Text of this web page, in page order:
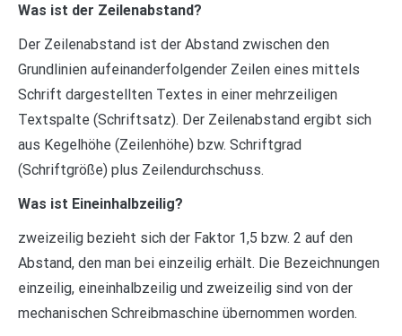
Was ist der Zeilenabstand?
Der Zeilenabstand ist der Abstand zwischen den
Grundlinien aufeinanderfolgender Zeilen eines mittels
Schrift dargestellten Textes in einer mehrzeiligen
Textspalte (Schriftsatz). Der Zeilenabstand ergibt sich
aus Kegelhöhe (Zeilenhöhe) bzw. Schriftgrad
(Schriftgröße) plus Zeilendurchschuss.
Was ist Eineinhalbzeilig?
zweizeilig bezieht sich der Faktor 1,5 bzw. 2 auf den
Abstand, den man bei einzeilig erhält. Die Bezeichnungen
einzeilig, eineinhalbzeilig und zweizeilig sind von der
mechanischen Schreibmaschine übernommen worden.